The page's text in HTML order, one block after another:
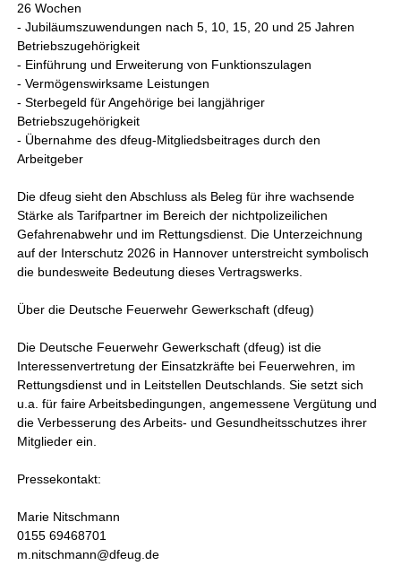
26 Wochen
- Jubiläumszuwendungen nach 5, 10, 15, 20 und 25 Jahren
Betriebszugehörigkeit
- Einführung und Erweiterung von Funktionszulagen
- Vermögenswirksame Leistungen
- Sterbegeld für Angehörige bei langjähriger
Betriebszugehörigkeit
- Übernahme des dfeug-Mitgliedsbeitrages durch den
Arbeitgeber
Die dfeug sieht den Abschluss als Beleg für ihre wachsende
Stärke als Tarifpartner im Bereich der nichtpolizeilichen
Gefahrenabwehr und im Rettungsdienst. Die Unterzeichnung
auf der Interschutz 2026 in Hannover unterstreicht symbolisch
die bundesweite Bedeutung dieses Vertragswerks.
Über die Deutsche Feuerwehr Gewerkschaft (dfeug)
Die Deutsche Feuerwehr Gewerkschaft (dfeug) ist die
Interessenvertretung der Einsatzkräfte bei Feuerwehren, im
Rettungsdienst und in Leitstellen Deutschlands. Sie setzt sich
u.a. für faire Arbeitsbedingungen, angemessene Vergütung und
die Verbesserung des Arbeits- und Gesundheitsschutzes ihrer
Mitglieder ein.
Pressekontakt:
Marie Nitschmann
0155 69468701
m.nitschmann@dfeug.de